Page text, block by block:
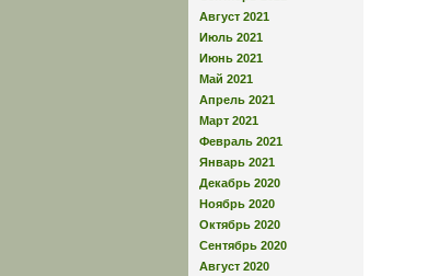
Август 2021
Июль 2021
Июнь 2021
Май 2021
Апрель 2021
Март 2021
Февраль 2021
Январь 2021
Декабрь 2020
Ноябрь 2020
Октябрь 2020
Сентябрь 2020
Август 2020